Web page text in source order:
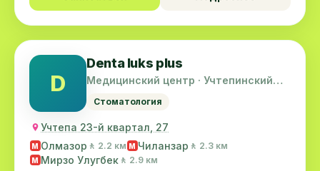
D
Denta luks plus
Медицинский центр · Учтепинский
Стоматология
Учтепа 23-й квартал, 27
M Олмазор 🚶 2.2 км M Чиланзар 🚶 2.3 км
M Мирзо Улугбек 🚶 2.9 км